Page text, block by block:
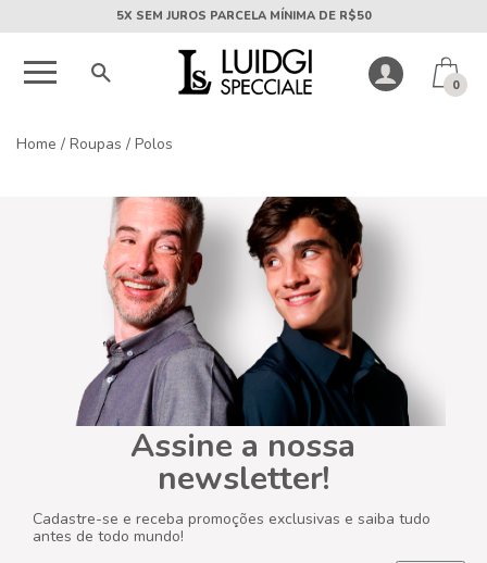
5X SEM JUROS PARCELA MÍNIMA DE R$50
0
Home / Roupas / Polos
Assine a nossa
newsletter!
Cadastre-se e receba promoções exclusivas e saiba tudo
antes de todo mundo!